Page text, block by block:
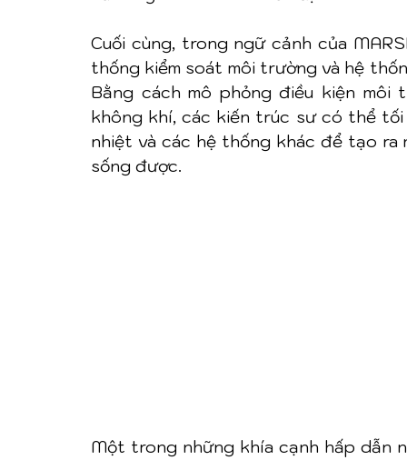
Cuối cùng, trong ngữ cảnh của
thống kiểm soát môi trường và hệ
Bằng cách mô phỏng điều kiện
không khí, các kiến trúc sư có thể
nhiệt và các hệ thống khác để tạo
sống được.
Một trong những khía cạnh hấp dẫn